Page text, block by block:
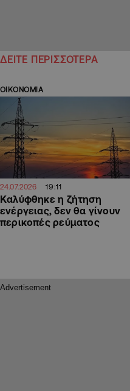
ΔΕΙΤΕ ΠΕΡΙΣΣΟΤΕΡΑ
ΟΙΚΟΝΟΜΙΑ
24.07.2026 19:11
Καλύφθηκε η ζήτηση
ενέργειας, δεν θα γίνουν
περικοπές ρεύματος